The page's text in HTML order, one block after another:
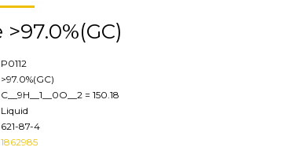
P0112
>97.0%(GC)
C__9H__1__0O__2 = 150.18
Liquid
621-87-4
1862985